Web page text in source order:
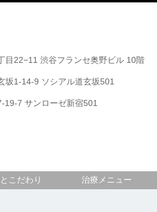
22−11 渋谷フランセ奥野ビル 10階
1-14-9 ソシアル道玄坂501
7 サンローゼ新宿501
こだわり 治療メニュー